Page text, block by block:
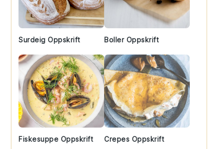
Surdeig Oppskrift Boller Oppskrift
Fiskesuppe Oppskrift Crepes Oppskrift